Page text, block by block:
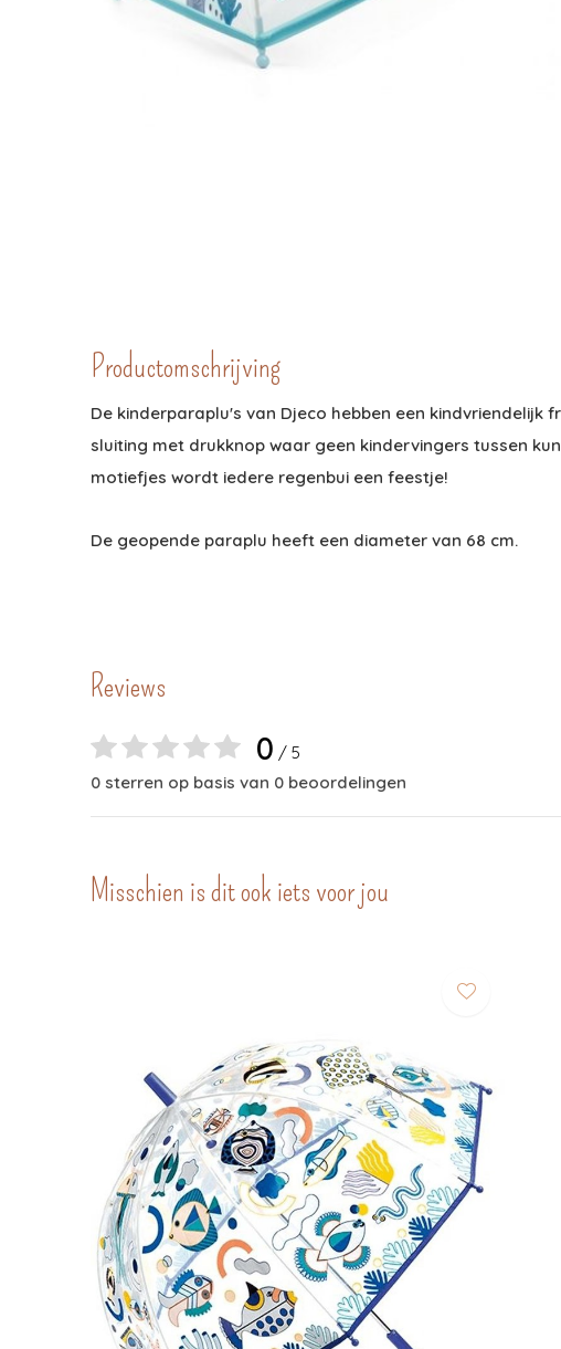
Productomschrijving
De kinderparaplu's van Djeco hebben een kindvriendelijk
sluiting met drukknop waar geen kindervingers tussen
motiefjes wordt iedere regenbui een feestje!
De geopende paraplu heeft een diameter van 68 cm.
Reviews
0 / 5
0 sterren op basis van 0 beoordelingen
Misschien is dit ook iets voor jou